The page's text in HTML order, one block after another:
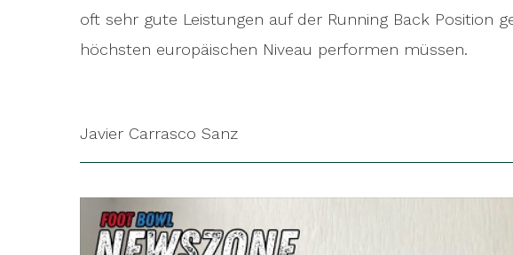
oft sehr gute Leistungen auf der Running Back Position
höchsten europäischen Niveau performen müssen.
Javier Carrasco Sanz